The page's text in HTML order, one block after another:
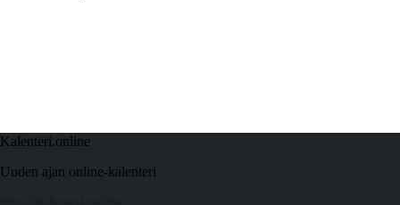
Kalenteri.online
Uuden ajan online-kalenteri